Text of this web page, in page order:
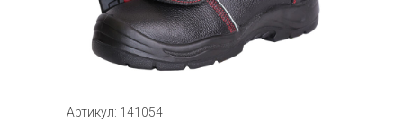
Артикул: 141054